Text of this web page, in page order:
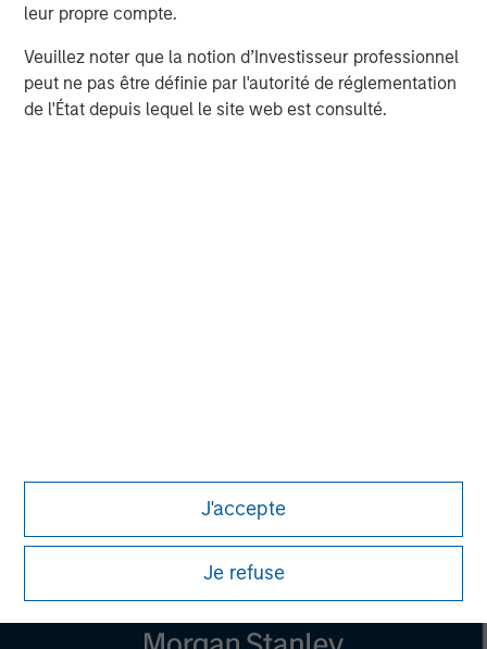
leur propre compte.
Veuillez noter que la notion d’Investisseur professionnel
peut ne pas être définie par l'autorité de réglementation
de l'État depuis lequel le site web est consulté.
J'accepte
Je refuse
Morgan Stanley Private Equity Asia invests primarily in
highly structured minority investments and control